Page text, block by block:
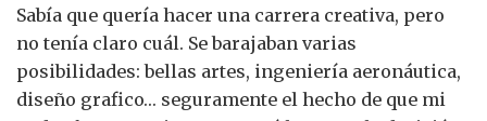
Sabía que quería hacer una carrera creativa, pero
no tenía claro cuál. Se barajaban varias
posibilidades: bellas artes, ingeniería aeronáutica,
diseño grafico… seguramente el hecho de que mi